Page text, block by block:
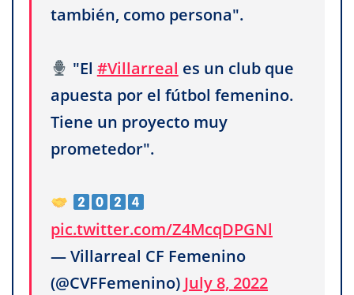
también, como persona".
"El #Villarreal es un club que
apuesta por el fútbol femenino.
Tiene un proyecto muy
prometedor".
pic.twitter.com/Z4McqDPGNl
— Villarreal CF Femenino
(@CVFFemenino) July 8, 2022